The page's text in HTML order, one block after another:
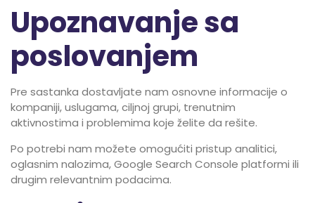
Upoznavanje sa
poslovanjem
Pre sastanka dostavljate nam osnovne informacije o
kompaniji, uslugama, ciljnoj grupi, trenutnim
aktivnostima i problemima koje želite da rešite.
Po potrebi nam možete omogućiti pristup analitici,
oglasnim nalozima, Google Search Console platformi ili
drugim relevantnim podacima.